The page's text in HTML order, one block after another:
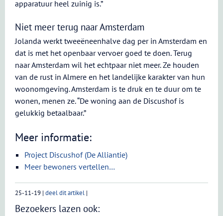
apparatuur heel zuinig is.”
Niet meer terug naar Amsterdam
Jolanda werkt tweeëneenhalve dag per in Amsterdam en
dat is met het openbaar vervoer goed te doen. Terug
naar Amsterdam wil het echtpaar niet meer. Ze houden
van de rust in Almere en het landelijke karakter van hun
woonomgeving. Amsterdam is te druk en te duur om te
wonen, menen ze. “De woning aan de Discushof is
gelukkig betaalbaar.”
Meer informatie:
Project Discushof (De Alliantie)
Meer bewoners vertellen…
25-11-19 | deel dit artikel |
Bezoekers lazen ook: